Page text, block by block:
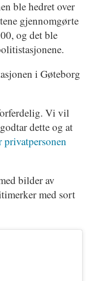
ble hedret over
gjennomgørte
og det ble
i Gøteborg
Vi vil
dette og at
privatpersonen
bilder av
med sort